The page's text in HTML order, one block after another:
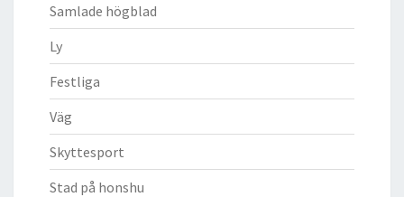
Samlade högblad
Ly
Festliga
Väg
Skyttesport
Stad på honshu